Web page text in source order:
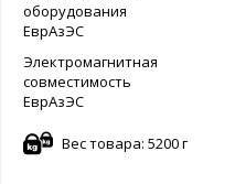
оборудования
ЕврАзЭС
Электромагнитная
совместимость
ЕврАзЭС
Вес товара: 5200 г